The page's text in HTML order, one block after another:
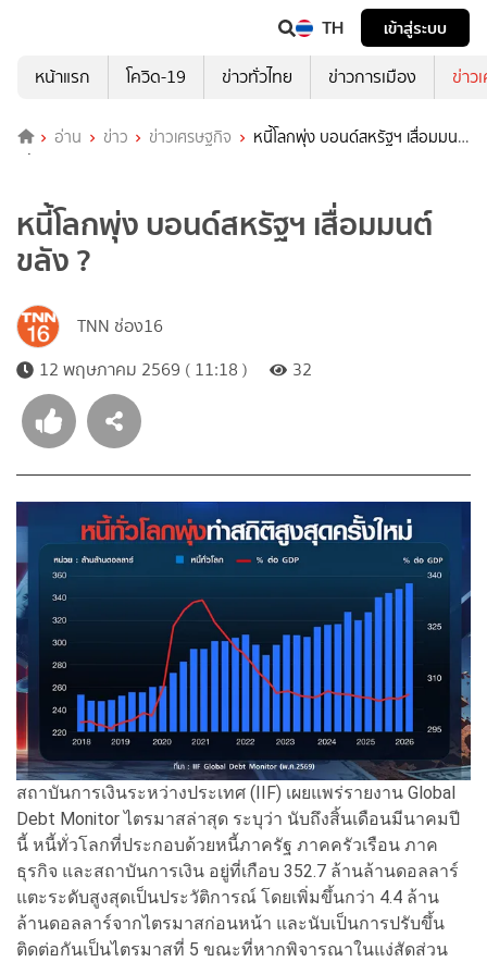
TH
เข้าสู่ระบบ
หน้าแรก
โควิด-19 ข่าวทั่วไทย ข่าวการเมือง ข่าว
อ่าน ข่าว ข่าวเศรษฐกิจ
หนี้โลกพุ่ง บอนด์สหรัฐฯ เสื่อมมนต์
ขลัง ?
หนี้โลกพุ่ง บอนด์สหรัฐฯ เสื่อมมนต์
ขลัง ?
TNN ช่อง16
12 พฤษภาคม 2569 ( 11:18 )
32
สถาบันการเงินระหว่างประเทศ (IIF) เผยแพร่รายงาน Global
Debt Monitor ไตรมาสล่าสุด ระบุว่า นับถึงสิ้นเดือนมีนาคมปี
นี้ หนี้ทั่วโลกที่ประกอบด้วยหนี้ภาครัฐ ภาคครัวเรือน ภาค
ธุรกิจ และสถาบันการเงิน อยู่ที่เกือบ 352.7 ล้านล้านดอลลาร์
แตะระดับสูงสุดเป็นประวัติการณ์ โดยเพิ่มขึ้นกว่า 4.4 ล้าน
ล้านดอลลาร์จากไตรมาสก่อนหน้า และนับเป็นการปรับขึ้น
ติดต่อกันเป็นไตรมาสที่ 5 ขณะที่หากพิจารณาในแง่สัดส่วน